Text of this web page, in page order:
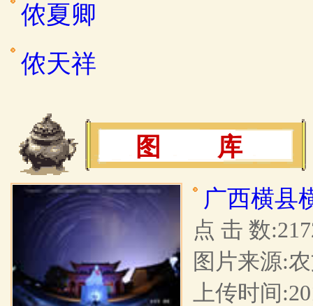
侬夏卿
侬天祥
图 库
广西横县
点 击 数
图片来源:
上传时间